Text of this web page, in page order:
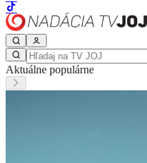
Aktuálne populárne